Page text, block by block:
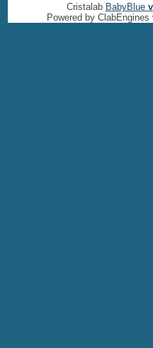
Cristalab BabyBlue
Powered by ClabEngines